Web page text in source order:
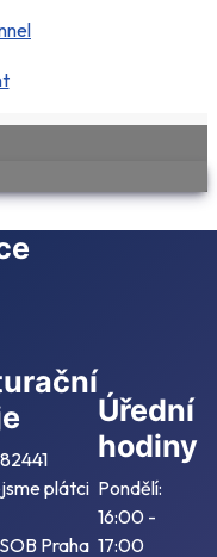
plátci
Praha
Úřední
hodiny
Pondělí:
16:00 -
17:00